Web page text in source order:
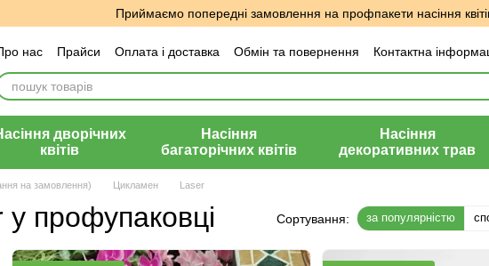
Приймаємо попередні замовлення на профпакети насіння
нас Прайси Оплата і доставка Обмін та повернення Контактна
Угода користувача
Відгуки про магазин
дворічних
квітів
Насіння
багаторічних квітів
Насіння
декоративних трав
на замовлення) Цикламен Laser
профупаковці Сортування: за популярністю